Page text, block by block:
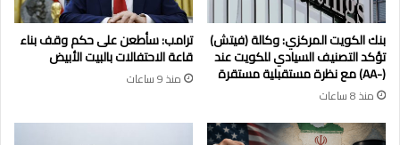
بنك الكويت المركزي: وكالة (فيتش)
تؤكد التصنيف السيادي للكويت عند
(-AA) مع نظرة مستقبلية مستقرة
منذ 8 ساعات
ترامب: سأطعن على حكم وقف بناء
قاعة الاحتفالات بالبيت الأبيض
منذ 9 ساعات